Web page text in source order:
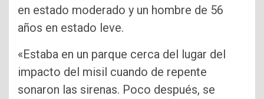
en estado moderado y un hombre de 56
años en estado leve.
«Estaba en un parque cerca del lugar del
impacto del misil cuando de repente
sonaron las sirenas. Poco después, se